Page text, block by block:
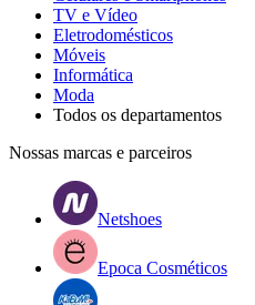
TV e Vídeo
Eletrodomésticos
Móveis
Informática
Moda
Todos os departamentos
Nossas marcas e parceiros
Netshoes
Epoca Cosméticos